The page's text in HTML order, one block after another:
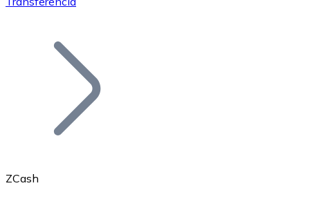
Bitcoin
ZCash